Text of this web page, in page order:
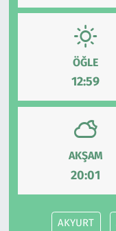
ÖĞLE
12:59
AKŞAM
20:01
AKYURT
Yerel